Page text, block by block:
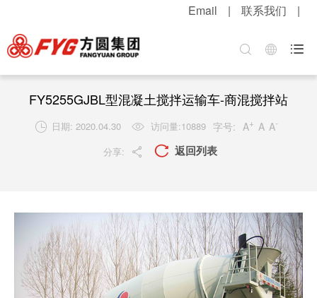
|
联系我们
|
Email

集团介绍
企业文化
公司荣誉
公司新闻
媒体报道
视频中心
混凝土机械
升降起重机械
筑路机械
客户服务
配件服务
在线留言
行业知识
解决方案
职位招聘
简历投递
感受方圆
FY5255GJBL型混凝土搅拌运输车-商混搅拌站
 日期: 2020.04.30  访问量:10889 字号: A+ A A-
分享:   返回列表